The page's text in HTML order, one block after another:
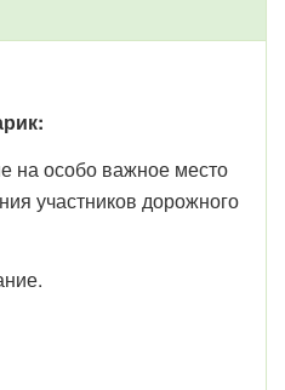
на особо важное место
участников дорожного